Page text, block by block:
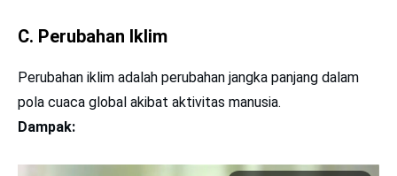
C. Perubahan Iklim
Perubahan iklim adalah perubahan jangka panjang dalam
pola cuaca global akibat aktivitas manusia.
Dampak: